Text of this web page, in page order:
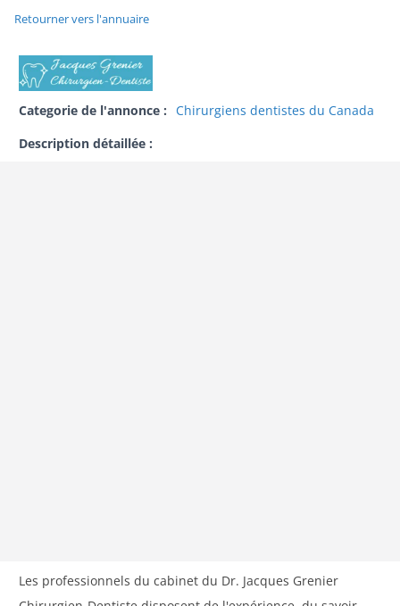
Retourner vers l'annuaire
Categorie de l'annonce :
Chirurgiens dentistes du Canada
Description détaillée :
Les professionnels du cabinet du Dr. Jacques Grenier